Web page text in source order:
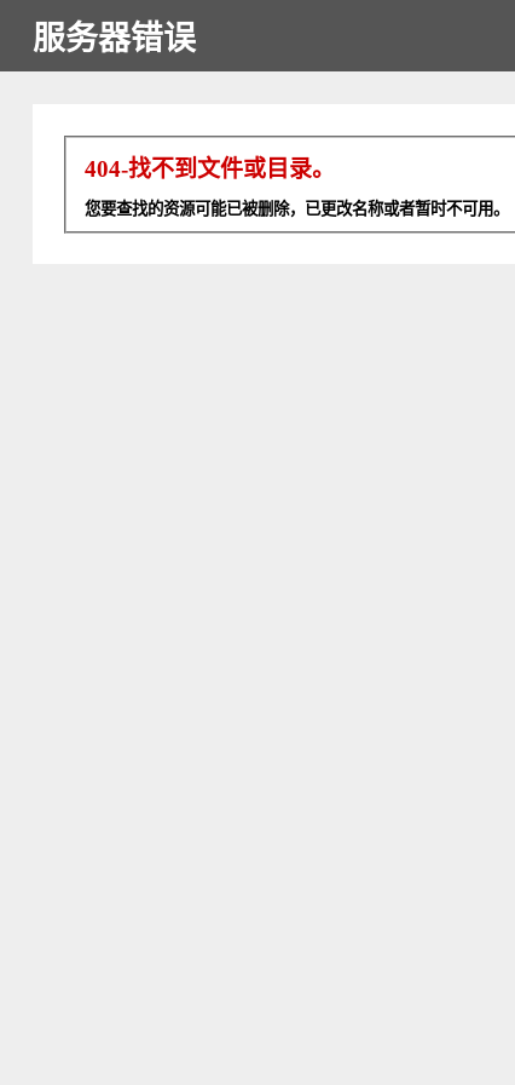
服务器错误
404-找不到文件或目录。
您要查找的资源可能已被删除，已更改名称或者暂时不可用。